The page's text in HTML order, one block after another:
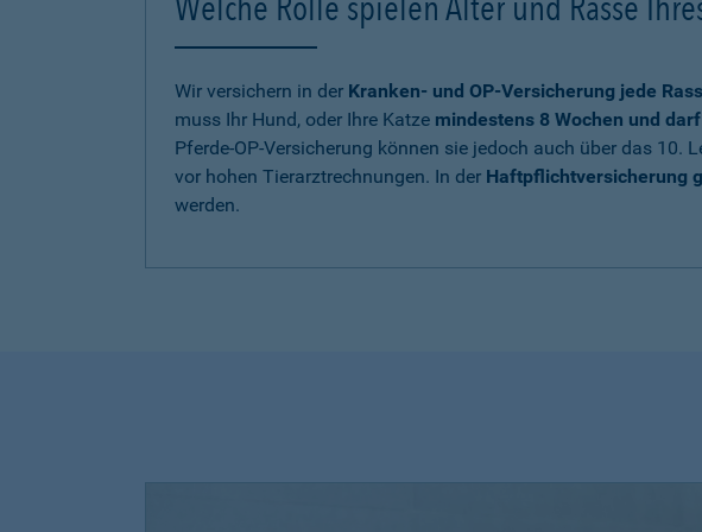
Wir versichern in der Kranken- und OP-Versicherung jede
muss Ihr Hund, oder Ihre Katze mindestens 8 Wochen und
Pferde-OP-Versicherung können sie jedoch auch über das
vor hohen Tierarztrechnungen. In der Haftpflichtversicherung
werden.